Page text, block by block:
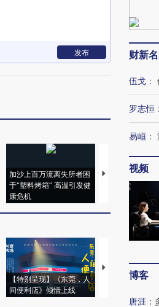
发布
加沙上百万流离失所者困
于“塑料烤箱” 高温引发健
康危机
马航飞行员跨国
粒摇头丸 尿检体
【特别呈现】《东莞，人
间便利店》倾情上线
【推广】走进第
会，让数智科技“
财新
伍戈 ：
罗志恒
易峘 ：
视频
博客
唐涯 ：